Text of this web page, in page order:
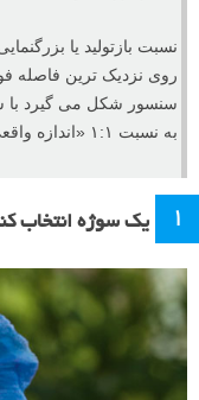
روی نزدیک ترین فاصله
سنسور شکل می گیرد با
به نسبت ۱:۱ «اندازه واقعی» یا «استاندارد» هم گفته می شود.
۱ یک سوژه انتخاب